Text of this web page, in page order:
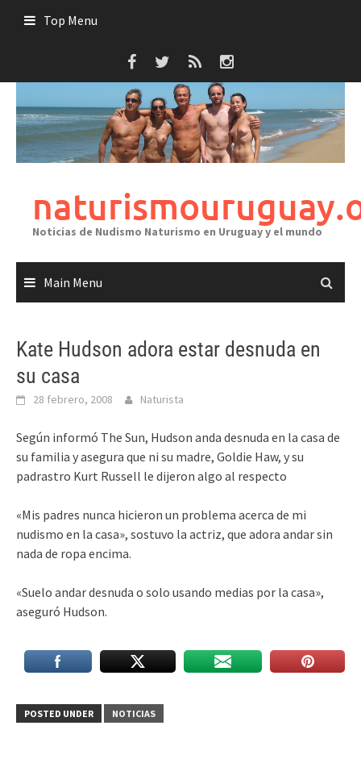
Top Menu
Noticias de Nudismo Naturismo en Uruguay y el mundo
Main Menu
Kate Hudson adora estar desnuda en
su casa
28 febrero, 2008 Naturista
Según informó The Sun, Hudson anda desnuda en la casa de
su familia y asegura que ni su madre, Goldie Haw, y su
padrastro Kurt Russell le dijeron algo al respecto
«Mis padres nunca hicieron un problema acerca de mi
nudismo en la casa», sostuvo la actriz, que adora andar sin
nada de ropa encima.
«Suelo andar desnuda o solo usando medias por la casa»,
aseguró Hudson.
POSTED UNDER NOTICIAS